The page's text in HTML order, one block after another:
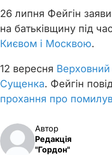
26 липня Фейгін
на батьківщину під
Києвом і Москвою.
12 вересня
Сущенка. Фейгін
прохання про
Автор
Редакція
"Гордон"